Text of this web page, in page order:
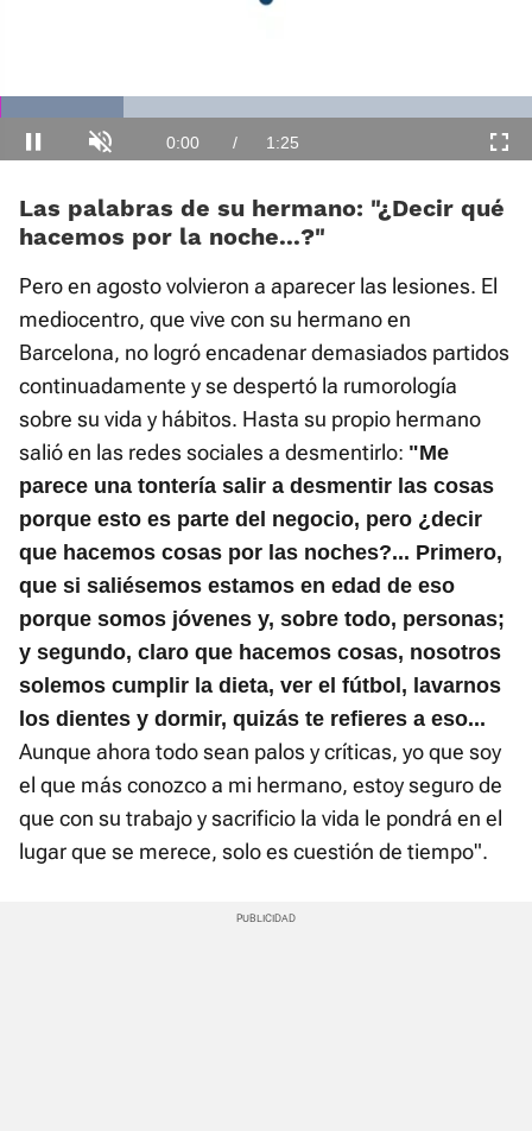
Time
Loaded
23.45%
Las palabras de su hermano: “¿Decir qué
hacemos por la noche...?”
Pero en agosto volvieron a aparecer las lesiones. El
mediocentro, que vive con su hermano en
Barcelona, no logró encadenar demasiados partidos
continuadamente y se despertó la rumorología
sobre su vida y hábitos. Hasta su propio hermano
salió en las redes sociales a desmentirlo: "Me
parece una tontería salir a desmentir las cosas
porque esto es parte del negocio, pero ¿decir
que hacemos cosas por las noches?... Primero,
que si saliésemos estamos en edad de eso
porque somos jóvenes y, sobre todo, personas;
y segundo, claro que hacemos cosas, nosotros
solemos cumplir la dieta, ver el fútbol, lavarnos
los dientes y dormir, quizás te refieres a eso...
Aunque ahora todo sean palos y críticas, yo que soy
el que más conozco a mi hermano, estoy seguro de
que con su trabajo y sacrificio la vida le pondrá en el
lugar que se merece, solo es cuestión de tiempo".